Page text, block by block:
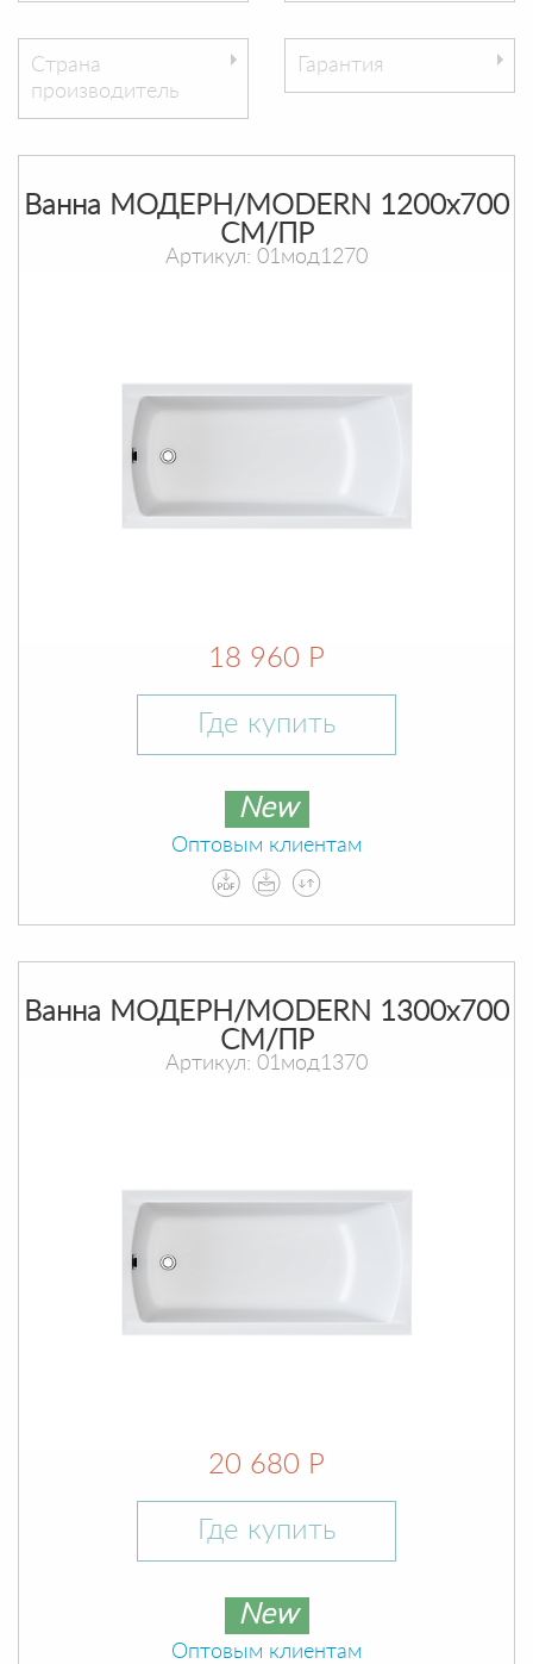
Страна
производитель
Гарантия
Ванна МОДЕРН/MODERN 1200х700
СМ/ПР
Артикул: 01мод1270
18 960 Р
Где купить
New
Оптовым клиентам
Ванна МОДЕРН/MODERN 1300х700
СМ/ПР
Артикул: 01мод1370
20 680 Р
Где купить
New
Оптовым клиентам